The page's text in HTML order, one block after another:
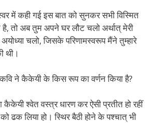
में कही गई इस बात को सुनकर सभी विस्मित
तो अब तुम अपने घर लौट चलो अर्थात् मेरी
चलो, जिसके परिणामस्वरूप मैंने तुम्हारे
थी।
ने कैकेयी के किस रूप का वर्णन किया है?
कैकेयी श्वेत वस्त्र धारण कर ऐसी प्रतीत हो रहीं
ढक लिया हो। स्थिर बैठी होने के पश्चात् भी